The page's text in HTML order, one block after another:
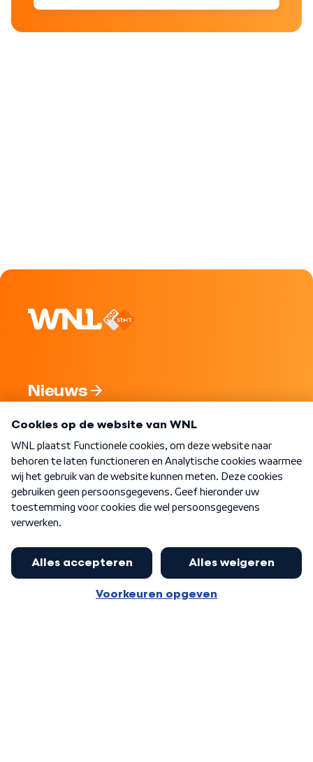
Nieuws
Nieuwsbrief
Word Lid